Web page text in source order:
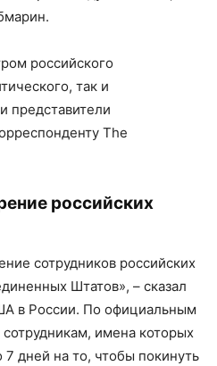
российского
так и
представители
The
российских
сотрудников российских
Штатов», – сказал
в России. По официальным
имена которых
дней на то, чтобы покинуть